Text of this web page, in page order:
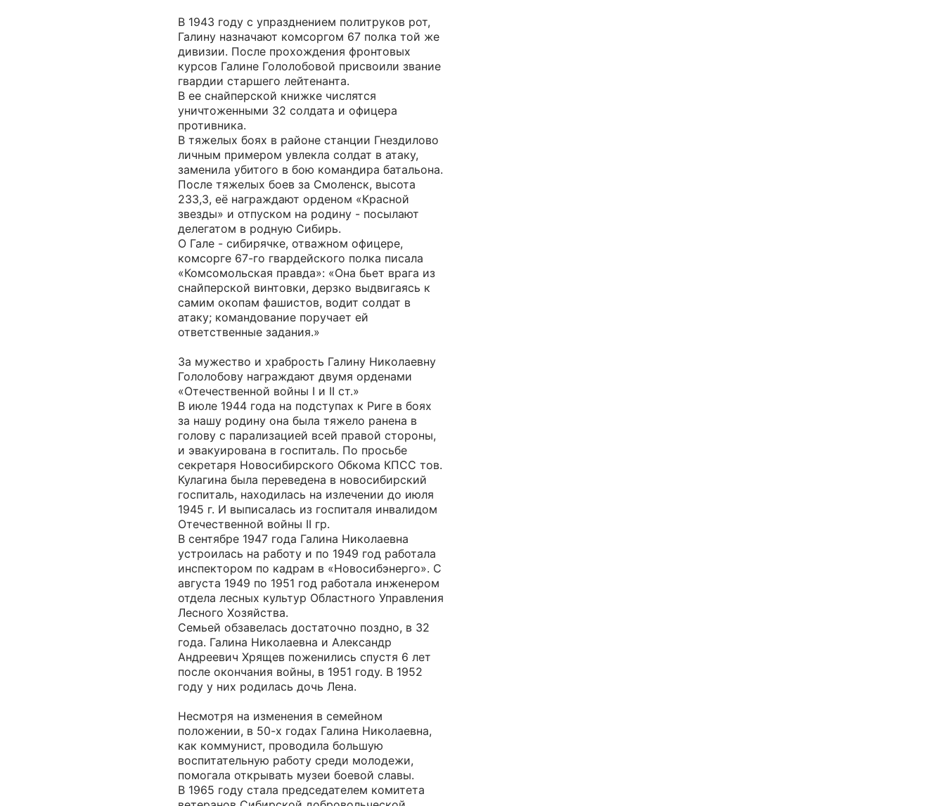
В 1943 году с упразднением политруков рот,
Галину назначают комсоргом 67 полка той же
дивизии. После прохождения фронтовых
курсов Галине Гололобовой присвоили звание
гвардии старшего лейтенанта.
В ее снайперской книжке числятся
уничтоженными 32 солдата и офицера
противника.
В тяжелых боях в районе станции Гнездилово
личным примером увлекла солдат в атаку,
заменила убитого в бою командира батальона.
После тяжелых боев за Смоленск, высота
233,3, её награждают орденом «Красной
звезды» и отпуском на родину - посылают
делегатом в родную Сибирь.
О Гале - сибирячке, отважном офицере,
комсорге 67-го гвардейского полка писала
«Комсомольская правда»: «Она бьет врага из
снайперской винтовки, дерзко выдвигаясь к
самим окопам фашистов, водит солдат в
атаку; командование поручает ей
ответственные задания.»
За мужество и храбрость Галину Николаевну
Гололобову награждают двумя орденами
«Отечественной войны I и II ст.»
В июле 1944 года на подступах к Риге в боях
за нашу родину она была тяжело ранена в
голову с парализацией всей правой стороны,
и эвакуирована в госпиталь. По просьбе
секретаря Новосибирского Обкома КПСС тов.
Кулагина была переведена в новосибирский
госпиталь, находилась на излечении до июля
1945 г. И выписалась из госпиталя инвалидом
Отечественной войны II гр.
В сентябре 1947 года Галина Николаевна
устроилась на работу и по 1949 год работала
инспектором по кадрам в «Новосибэнерго». С
августа 1949 по 1951 год работала инженером
отдела лесных культур Областного Управления
Лесного Хозяйства.
Семьей обзавелась достаточно поздно, в 32
года. Галина Николаевна и Александр
Андреевич Хрящев поженились спустя 6 лет
после окончания войны, в 1951 году. В 1952
году у них родилась дочь Лена.
Несмотря на изменения в семейном
положении, в 50-х годах Галина Николаевна,
как коммунист, проводила большую
воспитательную работу среди молодежи,
помогала открывать музеи боевой славы.
В 1965 году стала председателем комитета